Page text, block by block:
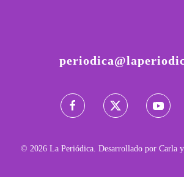
© 2026La Periódica. Desarrollado por Carla y